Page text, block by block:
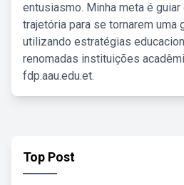
entusiasmo. Minha meta é
trajetória para se tornarem uma
utilizando estratégias
renomadas instituições
fdp.aau.edu.et.
Top Post